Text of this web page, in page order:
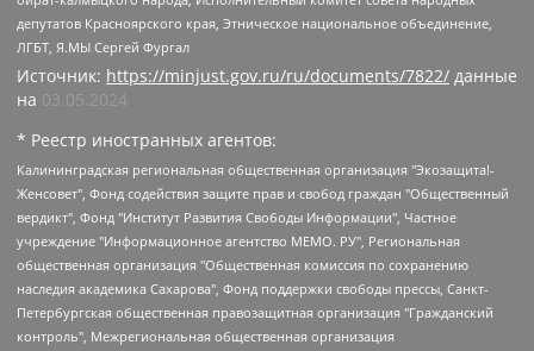
депутатов Красноярского края, Этническое национальное объединение,
ЛГБТ, Я.МЫ Сергей Фургал
Источник: https://minjust.gov.ru/ru/documents/7822/ данные
на 03.05.2024
* Реестр иностранных агентов:
Калининградская региональная общественная организация "Экозащита!-Женсовет", Фонд содействия защите прав и свобод граждан "Общественный вердикт", Фонд "Институт Развития Свободы Информации", Частное учреждение "Информационное агентство МЕМО. РУ", Региональная общественная организация "Общественная комиссия по сохранению наследия академика Сахарова", Фонд поддержки свободы прессы, Санкт-Петербургская общественная правозащитная организация "Гражданский контроль", Межрегиональная общественная организация "Информационно-просветительский центр "Мемориал", Региональный Фонд "Центр Защиты Прав Средств Массовой Информации", с 05.12.2023 Фонд "Центр Защиты Прав Средств массовой информации", Региональная общественная благотворительная организация помощи беженцам и мигрантам "Гражданское содействие", Негосударственное образовательное учреждение дополнительного профессионального образования (повышение квалификации) специалистов "АКАДЕМИЯ ПО ПРАВАМ ЧЕЛОВЕКА", Свердловская региональная общественная организация "Сутяжник", Автономная некоммерческая организация "Центр независимых социологических исследований", Союз общественных объединений "Российский исследовательский центр по правам человека", Региональное общественное учреждение научно-информационный центр "МЕМОРИАЛ", Некоммерческая организация "Фонд защиты гласности", Автономная некоммерческая организация "Институт прав человека", Городская общественная организация "Екатеринбургское общество "МЕМОРИАЛ", Городская общественная организация "Рязанское историко-просветительское и правозащитное общество "Мемориал" (Рязанский Мемориал), Челябинский региональный орган общественной самодеятельности – женское общественное объединение "Женщины Евразии", Челябинский региональный орган общественной самодеятельности "Уральская правозащитная группа", Фонд содействия защите здоровья и социальной справедливости имени Андрея Рылькова, Автономная Некоммерческая Организация "Аналитический Центр Юрия Левады", Автономная некоммерческая организация социальной поддержки населения "Проект Апрель", Региональная общественная организация помощи женщинам и детям, находящимся в кризисной ситуации "Информационно-методический центр "Анна", Фонд содействия развитию массовых коммуникаций и правовому просвещению "Так-так-Так", Фонд содействия устойчивому развитию "Серебряная тайга", Свердловский региональный общественный фонд социальных проектов "Новое время", "Idel.Реалии", Кавказ.Реалии, Крым.Реалии, Телеканал Настоящее Время, Татаро-башкирская служба Радио Свобода (Azatliq Radiosi), Радио Свободная Европа/Радио Свобода (PCE/PC), "Сибирь.Реалии", "Фактограф", Благотворительный фонд помощи осужденным и их семьям, Автономная некоммерческая организация "Институт глобализации и социальных движений", Фонд "В защиту прав заключенных", Частное учреждение "Центр поддержки и содействия развитию средств массовой информации", Пензенский региональный общественный благотворительный фонд "Гражданский союз", "Север.Реалии", Некоммерческая организация Фонд "Правовая инициатива", Общество с ограниченной ответственностью "Радио Свободная Европа/Радио Свобода", Чешское информационное агентство "MEDIUM-ORIENT", Красноярская региональная общественная организация "Мы против СПИДа", Камалягин Денис Николаевич, Маркелов Сергей Евгеньевич, Пономарев Лев Александрович, Савицкая Людмила Алексеевна, Автономная некоммерческая организация "Центр по работе с проблемой насилия "НАСИЛИЮ.НЕТ", Межрегиональный профессиональный союз работников здравоохранения "Альянс врачей", Юридическое лицо, зарегистрированное в Латвийской Республике, SIA "Medusa Project" (регистрационный номер 40103797863, дата регистрации 10.06.2014), Некоммерческая организация "Фонд по борьбе с коррупцией", Автономная некоммерческая организация "Институт права и публичной политики", Баданин Роман Сергеевич, Гликин Максим Александрович, Железнова Мария Михайловна, Лукьянова Юлия Сергеевна, Маетная Елизавета Витальевна, Маняхин Петр Борисович, Чуракова Ольга Владимировна, Ярош Юлия Петровна, Юридическое лицо "The Insider SIA", зарегистрированное в Риге, Латвийская Республика (дата регистрации 26.06.2015), являющееся администратором доменного имени интернет-издания "The Insider SIA", https://theins.ru, Постернак Алексей Евгеньевич, Рубин Михаил Аркадьевич, Анин Роман Александрович, Юридическое лицо Istories fonds, зарегистрированное в Латвийской Республике (регистрационный номер 50008295751, дата регистрации 24.02.2020), Великовский Дмитрий Александрович, Долинина Ирина Николаевна, Мароховская Алеся Алексеевна, Шлейнов Роман Юрьевич, Шмагун Олеся Валентиновна, Общество с ограниченной ответственностью "Альтаир 2021", Общество с ограниченной ответственностью "Вега 2021", Общество с ограниченной ответственностью "Главный редактор 2021", Общество с ограниченной ответственностью "Ромашки монолит", Важенков Артем Валерьевич, Ивановская областная общественная организация "Центр гендерных исследований", Гурман Юрий Альбертович, Медиапроект "ОВД-Инфо", Егоров Владимир Владимирович, Жилинский Владимир Александрович, Общество с ограниченной ответственностью "ЗП", Иванова София Юрьевна, Карезина Инна Павловна, Кильтау Екатерина Викторовна, Петров Алексей Викторович, Пискунов Сергей Евгеньевич, Смирнов Сергей Сергеевич, Тихонов Михаил Сергеевич, Общество с ограниченной ответственностью "ЖУРНАЛИСТ-ИНОСТРАННЫЙ АГЕНТ", Арапова Галина Юрьевна, Вольтская Татьяна Анатольевна, Американская компания "Mason G.E.S. Anonymous Foundation" (США), являющаяся владельцем интернет-издания https://mnews.world/, Компания "Stichting Bellingcat", зарегистрированная в Нидерландах (дата регистрации 11.07.2018), Захаров Андрей Вячеславович, Клепиковская Екатерина Дмитриевна, Общество с ограниченной ответственностью "МЕМО", Перл Роман Александрович, Симонов Евгений Алексеевич, Соловьева Елена Анатольевна, Сотников Даниил Владимирович, Сурначева Елизавета Дмитриевна, Автономная некоммерческая организация по защите прав человека и информированию населения "Якутия – Наше Мнение", Общество с ограниченной ответственностью "Москоу диджитал медиа", с 26.01.2023 Общество с ограниченной ответственностью "Чайка Белые сады", Ветошкина Валерия Валерьевна, Заговора Максим Александрович, Межрегиональное общественное движение "Российская ЛГБТ - сеть", Оленичев Максим Владимирович, Павлов Иван Юрьевич, Скворцова Елена Сергеевна, Общество с ограниченной ответственностью "Как бы инагент", Кочетков Игорь Викторович, Общество с ограниченной ответственностью "Честные выборы", Еланчик Олег Александрович, Общество с ограниченной ответственностью "Нобелевский призыв", Гималова Регина Эмилевна, Григорьев Андрей Валерьевич, Григорьева Алина Александровна, Ассоциация по содействию защите прав призывников, альтернативнослужащих и военнослужащих "Правозащитная группа "Гражданин.Армия.Право", Хисамова Регина Фаритовна, Автономная некоммерческая организация по реализации социально-правовых программ "Лилит", Дальневосточное общественное движение "Маяк", Санкт-Петербургская ЛГБТ-инициативная группа "Выход", Инициативная группа ЛГБТ+ "Реверс", Алексеев Андрей Викторович, Бекбулатова Таисия Львовна, Беляев Иван Михайлович, Владыкина Елена Сергеевна, Гельман Марат Александрович, Никульшина Вероника Юрьевна, Толоконникова Надежда Андреевна, Шендерович Виктор Анатольевич, Общество с ограниченной ответственностью "Данное сообщение", Общество с ограниченной ответственностью Издательский дом "Новая глава", Айнбиндер Александра Александровна, Московский комьюнити-центр для ЛГБТ+инициатив, Благотворительный фонд развития филантропии, Deutsche Welle (Германия, Kurt-Schumacher-Strasse 3, 53113 Bonn), Борзунова Мария Михайловна, Воробьев Виктор Викторович, Голубева Анна Львовна, Константинова Алла Михайловна, Малкова Ирина Владимировна, Мурадов Мурад Абдулгалимович, Осетинская Елизавета Николаевна, Понасенков Евгений Николаевич, Ганапольский Матвей Юрьевич, Киселев Евгений Алексеевич, Борухович Ирина Григорьевна, Дремин Иван Тимофеевич, Дубровский Дмитрий Викторович, Красноярская региональная общественная организация поддержки и развития альтернативных образовательных технологий и межкультурных коммуникаций "ИНТЕРРА", Маяковская Екатерина Алексеевна, Фейгин Марк Захарович, Филимонов Андрей Викторович, Дзугкоева Регина Николаевна, Доброхотов Роман Александрович, Дудь Юрий Александрович, Елкин Сергей Владимирович, Кругликов Кирилл Игоревич, Сабунаева Мария Леонидовна, Семенов Алексей Владимирович, Шаинян Карен Багратович, Шульман Екатерина Михайловна, Асафьев Артур Валерьевич, Вахштайн Виктор Семенович, Венедиктов Алексей Алексеевич, Лушникова Екатерина Евгеньевна, Волков Леонид Михайлович, Невзоров Александр Глебович, Пархоменко Сергей Борисович, Сироткин Ярослав Николаевич, Кара-Мурза Владимир Владимирович, Баранова Наталья Владимировна, Гозман Леонид Яковлевич, Кагарлицкий Борис Юльевич, Климарев Михаил Валерьевич, Милов Владимир Станиславович, Автономная некоммерческая организация Краснодарский центр современного искусства "Типография", Моргенштерн Алишер Тагирович, Соболь Любовь Эдуардовна, Общество с ограниченной ответственностью "ЛИЗА НОРМ", Каспаров Гарри Кимович, Ходорковский Михаил Борисович, Общество с ограниченной ответственностью "Апрельские тезисы", Данилович Ирина Брониславовна, Кашин Олег Владимирович, Петров Николай Владимирович, Пивоваров Алексей Владимирович, Соколов Михаил Владимирович, Цветкова Юлия Владимировна, Чичваркин Евгений Александрович, Комитет против пыток/Команда против пыток, Общество с ограниченной ответственностью "Первый научный", Общество с ограниченной ответственностью "Вертолет и ко", Белоцерковская Вероника Борисовна, Кац Максим Евгеньевич, Лазарева Татьяна Юрьевна, Шаведдинов Руслан Табризович, Яшин Илья Валерьевич, Общество с ограниченной ответственностью "Иноагент ААВ", Алешковский Дмитрий Петрович, Альбац Евгения Марковна, Быков Дмитрий Львович, Галямина Юлия Евгеньевна, Лойко Сергей Леонидович, Мартынов Кирилл Константинович, Медведев Сергей Александрович, Крашенинников Федор Геннадиевич, Гордеева Катерина Вл